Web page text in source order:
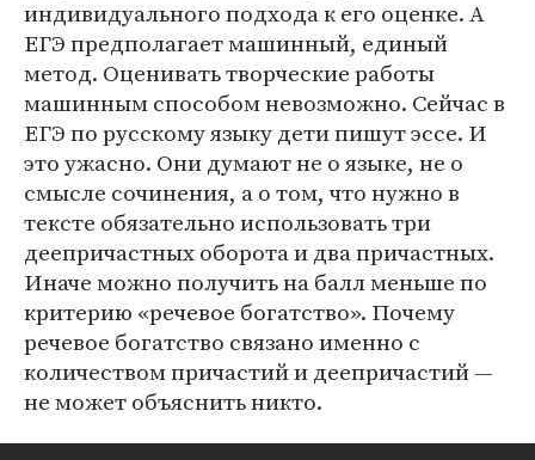
индивидуального подхода к его оценке. А
ЕГЭ предполагает машинный, единый
метод. Оценивать творческие работы
машинным способом невозможно. Сейчас в
ЕГЭ по русскому языку дети пишут эссе. И
это ужасно. Они думают не о языке, не о
смысле сочинения, а о том, что нужно в
тексте обязательно использовать три
деепричастных оборота и два причастных.
Иначе можно получить на балл меньше по
критерию «речевое богатство». Почему
речевое богатство связано именно с
количеством причастий и деепричастий —
не может объяснить никто.